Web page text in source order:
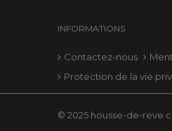
INFORMATIONS
Contactez-nous
Protection de la vie
© 2025 housse-de-